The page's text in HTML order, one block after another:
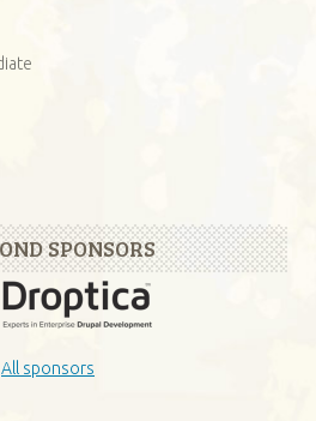
SPONSORS
All sponsors